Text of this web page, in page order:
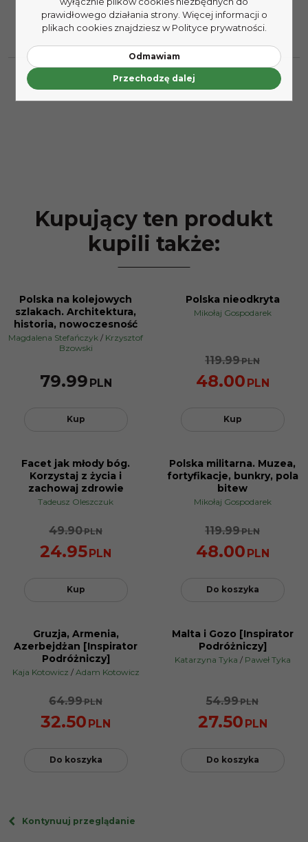
Kupujący ten produkt
kupili także:
Polska na kolejowych
szlakach. Architektura,
historia, nowoczesność
Magdalena Stefańczyk / Krzysztof
Bzowski
79.99 PLN
Kup
Polska nieodkryta
Mikołaj Gospodarek
119.99PLN
48.00 PLN
Kup
BESTSELLER
PROMOCJA
Facet jak młody bóg.
Korzystaj z życia i
zachowaj zdrowie
Tadeusz Oleszczuk
49.90PLN
24.95PLN
Kup
PROMOCJA
Polska militarna. Muzea,
fortyfikacje, bunkry, pola
bitew
Mikołaj Gospodarek
119.99PLN
48.00 PLN
Do koszyka
PROMOCJA
Gruzja, Armenia,
Azerbejdżan [Inspirator
Podróżniczy]
Kaja Kotowicz / Adam Kotowicz
64.99PLN
32.50 PLN
Do koszyka
NOWOŚĆ
Malta i Gozo [Inspirator
Podróżniczy]
Katarzyna Tyka / Paweł Tyka
54.99PLN
27.50 PLN
Do koszyka
Kontynuuj przeglądanie
prawidłowego działania strony. Więcej informacji o
plikach cookies znajdziesz w Polityce prywatności.
Odmawiam
Przechodzę dalej